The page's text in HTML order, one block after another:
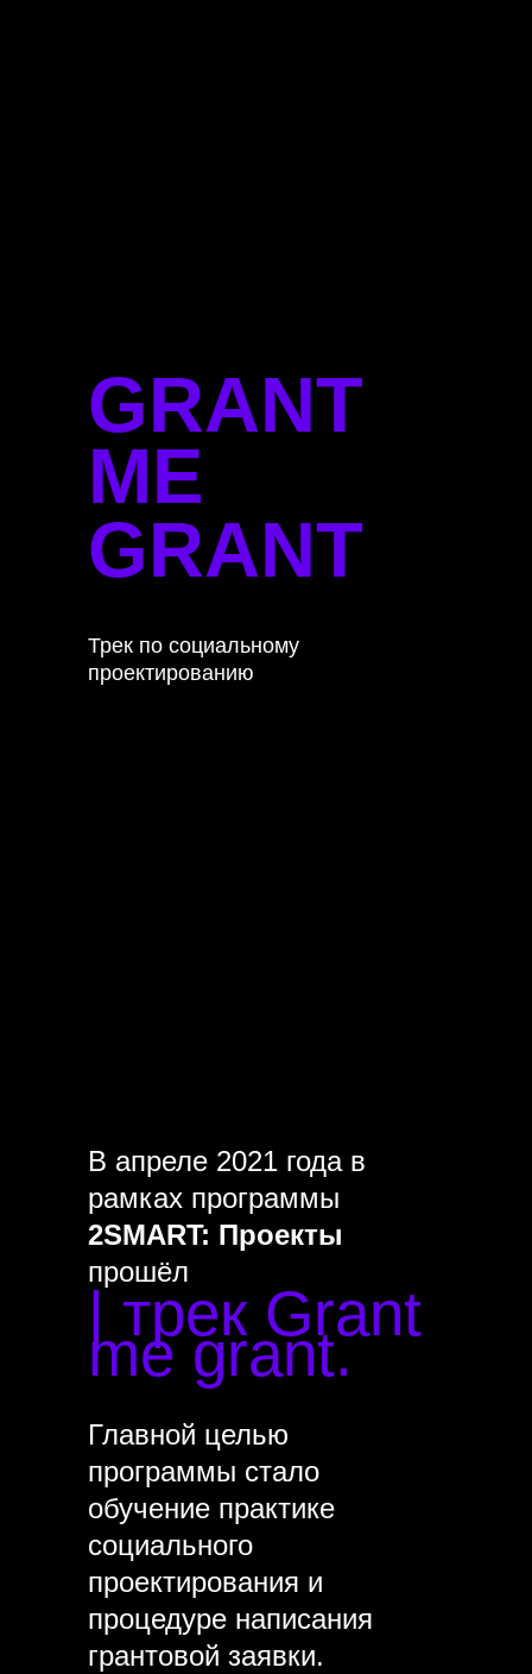
Трек по социальному
проектированию
GRANT
ME
GRANT
В апреле 2021 года в
рамках программы
2SMART: Проекты
прошёл
Главной целью
программы стало
обучение практике
социального
проектирования и
процедуре написания
грантовой заявки.
| трек Grant
me grant.